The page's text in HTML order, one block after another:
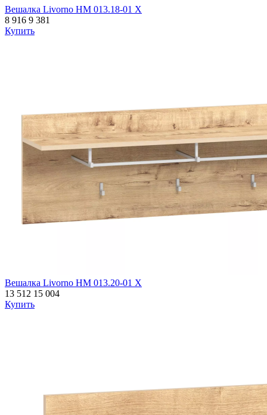
Вешалка Livorno НМ 013.18-01 Х
8 916 9 381
Купить
Вешалка Livorno НМ 013.20-01 Х
13 512 15 004
Купить